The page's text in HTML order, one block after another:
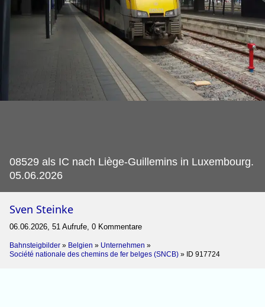
08529 als IC nach Liège-Guillemins in Luxembourg.
05.06.2026
Sven Steinke
06.06.2026, 51 Aufrufe, 0 Kommentare
Bahnsteigbilder » Belgien » Unternehmen »
Société nationale des chemins de fer belges (SNCB) » ID 917724